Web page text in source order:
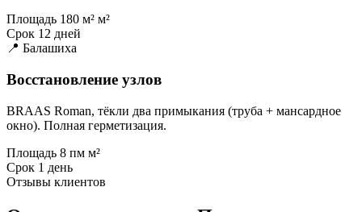
Площадь 180 м² м²
Срок 12 дней
📍 Балашиха
Восстановление узлов
BRAAS Roman, тёкли два примыкания (труба + мансардное
окно). Полная герметизация.
Площадь 8 пм м²
Срок 1 день
Отзывы клиентов